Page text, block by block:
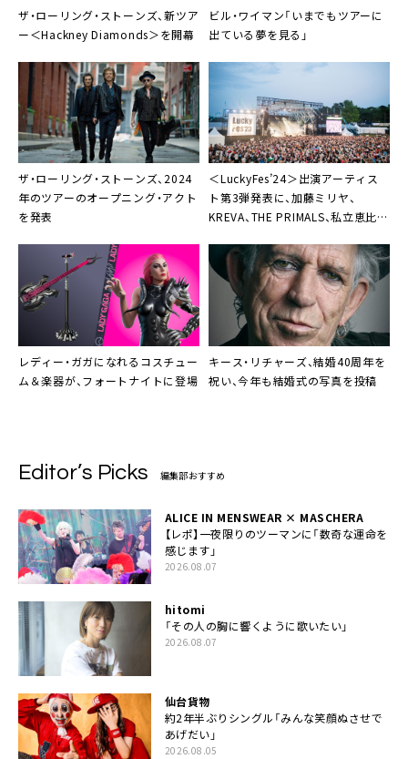
ザ・ローリング・ストーンズ、新ツア
ー＜Hackney Diamonds＞を開幕
ビル・ワイマン「いまでもツアーに
出ている夢を見る」
ザ・ローリング・ストーンズ、2024
年のツアーのオープニング・アクト
を発表
＜LuckyFes’24＞出演アーティス
ト第3弾発表に、加藤ミリヤ、
KREVA、THE PRIMALS、私立恵比寿
ら26組
レディー・ガガになれるコスチュー
ム＆楽器が、フォートナイトに登場
キース・リチャーズ、結婚40周年を
祝い、今年も結婚式の写真を投稿
Editor’s Picks 編集部おすすめ
ALICE IN MENSWEAR × MASCHERA
【レポ】一夜限りのツーマンに「数奇な運命を
感じます」
2026.08.07
hitomi
「その人の胸に響くように歌いたい」
2026.08.07
仙台貨物
約2年半ぶりシングル「みんな笑顔ぬさせで
あげだい」
2026.08.05